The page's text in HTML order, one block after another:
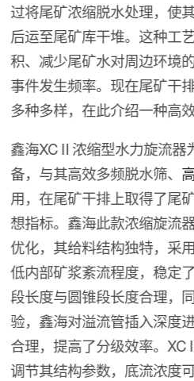
过将尾矿浓缩脱水处理，使
后运至尾矿库干堆。这种工
积、减少尾矿水对周边环境
事件发生频率。现在尾矿干
多种多样，在此介绍一种高
鑫海XCⅡ浓缩型水力旋流器
备，与其高效多频脱水筛、
用，在尾矿干排上取得了尾
想指标。鑫海此款浓缩旋流
优化，其给料结构独特，采
低内部矿浆紊流程度，稳定
段长度与圆锥段长度合理，
验，鑫海对溢流管插入深度
合理，提高了分级效率。
调节其结构参数，底流浓度